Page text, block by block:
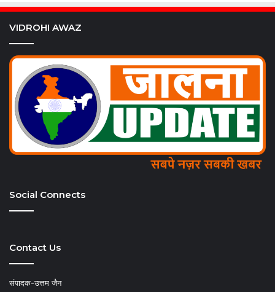
VIDROHI AWAZ
Social Connects
Contact Us
संपादक-उत्तम जैन